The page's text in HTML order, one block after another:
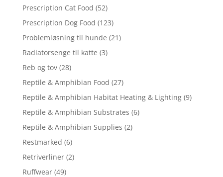
Prescription Cat Food (52)
Prescription Dog Food (123)
Problemløsning til hunde (21)
Radiatorsenge til katte (3)
Reb og tov (28)
Reptile & Amphibian Food (27)
Reptile & Amphibian Habitat Heating & Lighting (9)
Reptile & Amphibian Substrates (6)
Reptile & Amphibian Supplies (2)
Restmarked (6)
Retriverliner (2)
Ruffwear (49)